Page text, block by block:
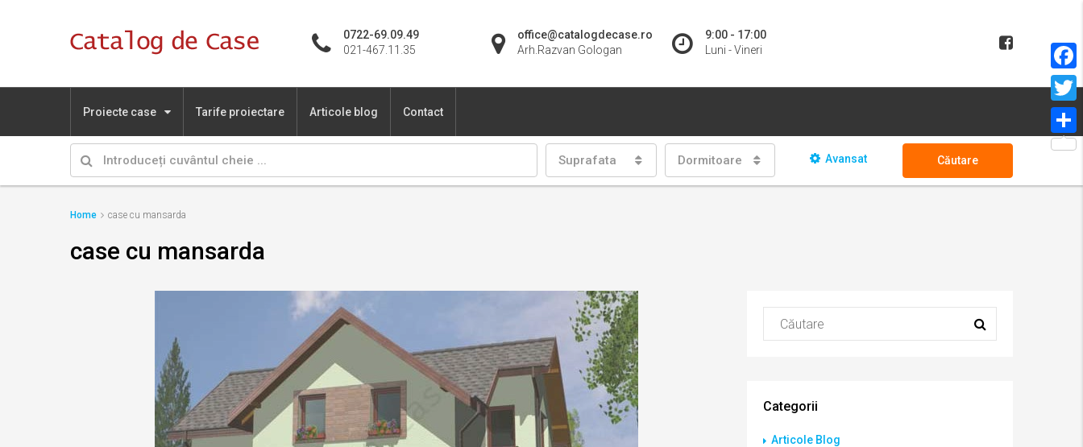
9:00 - 17:00
Luni - Vineri
office@catalogdecase.ro
Arh.Razvan Gologan
0722-69.09.49
021-467.11.35
Proiecte case Tarife proiectare Articole blog Contact
Suprafata Dormitoare Avansat Căutare
Home case cu mansarda
case cu mansarda
Categorii
Articole Blog